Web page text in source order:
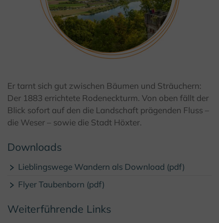
© Teutoburger Wald Tourismus / D. Ketz
Er tarnt sich gut zwischen Bäumen und Sträuchern:
Der 1883 errichtete Rodeneckturm. Von oben fällt der
Blick sofort auf den die Landschaft prägenden Fluss –
die Weser – sowie die Stadt Höxter.
Downloads
Lieblingswege Wandern als Download (pdf)
Flyer Taubenborn (pdf)
Weiterführende Links